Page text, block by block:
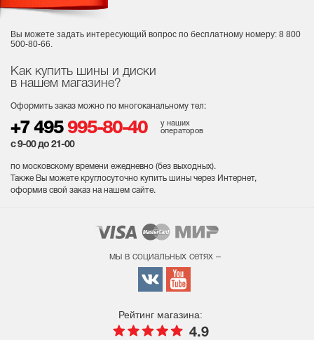
Как купить шины и диски
в нашем магазине?
Оформить заказ можно по многоканальному тел:
+7 495 995-80-40
у наших
операторов
с 9-00 до 21-00
по московскому времени ежедневно (без выходных).
Также Вы можете круглосуточно купить шины через Интернет,
оформив свой заказ на нашем сайте.
Вы можете задать интересующий вопрос по бесплатному номеру: 8 800
500-80-66.
мы в социальных сетях –
Рейтинг магазина:
4.9